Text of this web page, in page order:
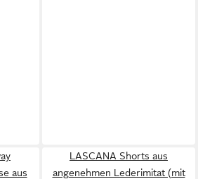
aus
LASCANA Shorts aus
angenehmen Lederimitat (mit